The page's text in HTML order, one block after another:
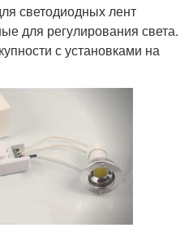
светодиодных лент
для регулирования света.
с установками на